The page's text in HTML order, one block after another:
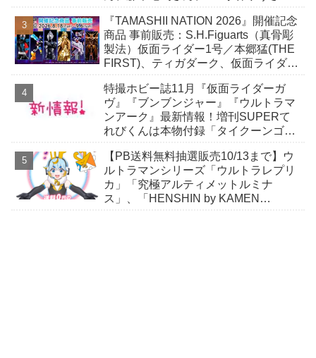
『TAMASHII NATION 2026』開催記念
商品 事前販売：S.H.Figuarts（真骨彫
製法）仮面ライダー1号／本郷猛(THE
FIRST)、ティガダーク、仮面ライダー
特撮ホビー誌11月『仮面ライダーガ
ヴ』『ブンブンジャー』『ウルトラマ
ンアーク』最新情報！増刊SUPERて
れびくんは本物付録「タイクーンゴチ
【PB送料無料抽選販売10/13まで】ウ
ルトラマンシリーズ「ウルトラレプリ
カ」「究極アルティメットルミナ
ス」、「HENSHIN by KAMEN